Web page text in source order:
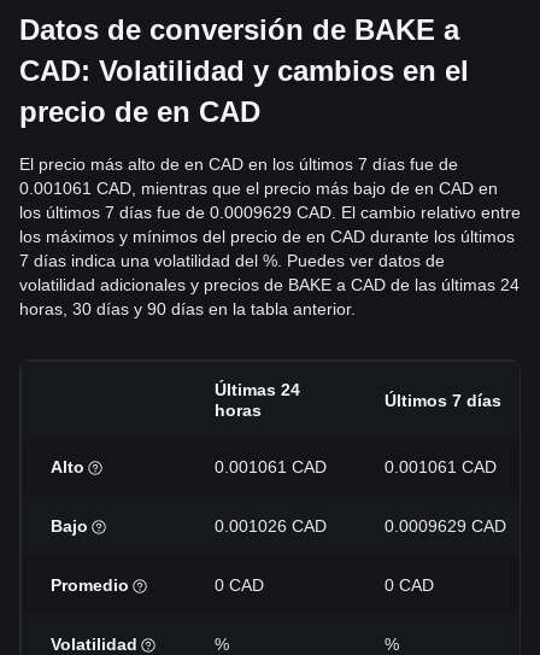
Datos de conversión de BAKE a
CAD: Volatilidad y cambios en el
precio de en CAD
El precio más alto de en CAD en los últimos 7 días fue de
0.001061 CAD, mientras que el precio más bajo de en CAD en
los últimos 7 días fue de 0.0009629 CAD. El cambio relativo entre
los máximos y mínimos del precio de en CAD durante los últimos
7 días indica una volatilidad del %. Puedes ver datos de
volatilidad adicionales y precios de BAKE a CAD de las últimas 24
horas, 30 días y 90 días en la tabla anterior.
Últimas 24
horas
Últimos 7 días
Alto 0.001061 CAD 0.001061 CAD
Bajo 0.001026 CAD 0.0009629 CAD
Promedio 0 CAD 0 CAD
Volatilidad % %